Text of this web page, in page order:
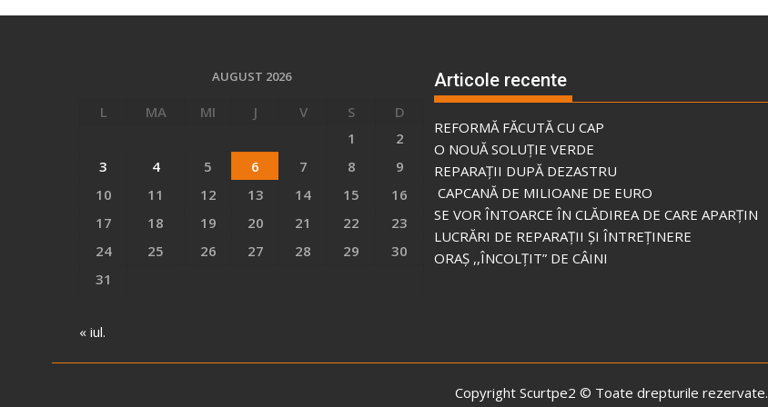
AUGUST 2026
L MA MI J V S
D
1
2
3
4 5 6 7 8
9
10
11 12 13 14 15
16
17
18 19 20 21 22
23
24
25 26 27 28 29
30
31
« iul.
Articole recente
REFORMĂ FĂCUTĂ CU CAP
O NOUĂ SOLUȚIE VERDE
REPARAȚII DUPĂ DEZASTRU
CAPCANĂ DE MILIOANE DE EURO
SE VOR ÎNTOARCE ÎN CLĂDIREA DE CARE APARȚIN
LUCRĂRI DE REPARAȚII ȘI ÎNTREȚINERE
ORAȘ ,,ÎNCOLȚIT” DE CÂINI
Copyright Scurtpe2 © Toate drepturile rezervate.